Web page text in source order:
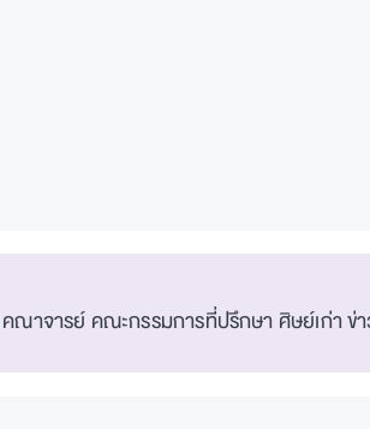
าจารย์ คณะกรรมการที่ปรึกษา ศิษย์เก่า ข่า